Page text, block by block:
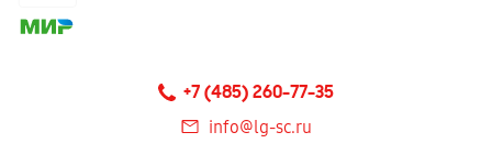
+7 (485) 260-77-35
info@lg-sc.ru